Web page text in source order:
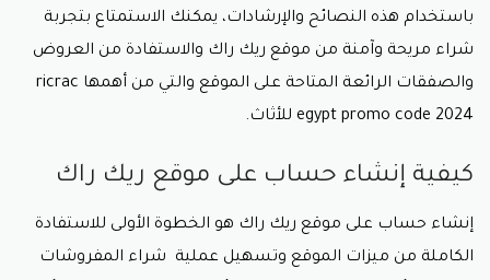
الاستمتاع بتجربة تسوق مميزة والحصول على منتجات ذات
جودة عالية بأسعار مخفضة، مما يجعلها وجهة مفضلة
لمحبي التسوق الذكي.
باستخدام هذه النصائح والإرشادات، يمكنك الاستمتاع بتجربة
شراء مريحة وآمنة من موقع ريك راك والاستفادة من العروض
والصفقات الرائعة المتاحة على الموقع والتي من أهمها ricrac
egypt promo code 2024 للأثاث.
كيفية إنشاء حساب على موقع ريك راك
إنشاء حساب على موقع ريك راك هو الخطوة الأولى للاستفادة
الكاملة من ميزات الموقع وتسهيل عملية شراء المفروشات